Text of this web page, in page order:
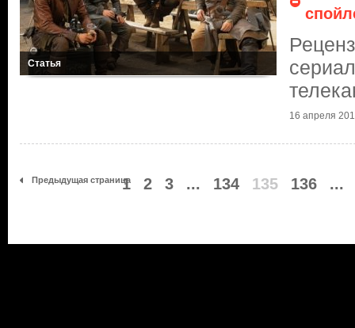
Статья
16 апреля
Предыдущая страница
1 2 3 ... 134 135 136 ...